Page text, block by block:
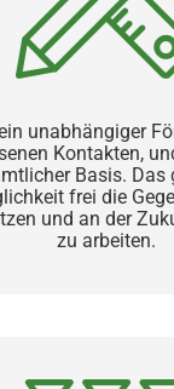
unabhängiger
Kontakten,
Basis. Das
frei die
und an der
zu arbeiten.